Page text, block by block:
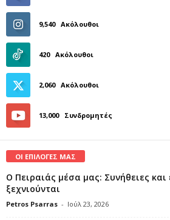
9,540 Ακόλουθοι
420 Ακόλουθοι
2,060 Ακόλουθοι
13,000 Συνδρομητές
ΟΙ ΕΠΙΛΟΓΕΣ ΜΑΣ
Ο Πειραιάς μέσα μας: Συνήθειες και
ξεχνιούνται
Petros Psarras - Ιούλ 23, 2026